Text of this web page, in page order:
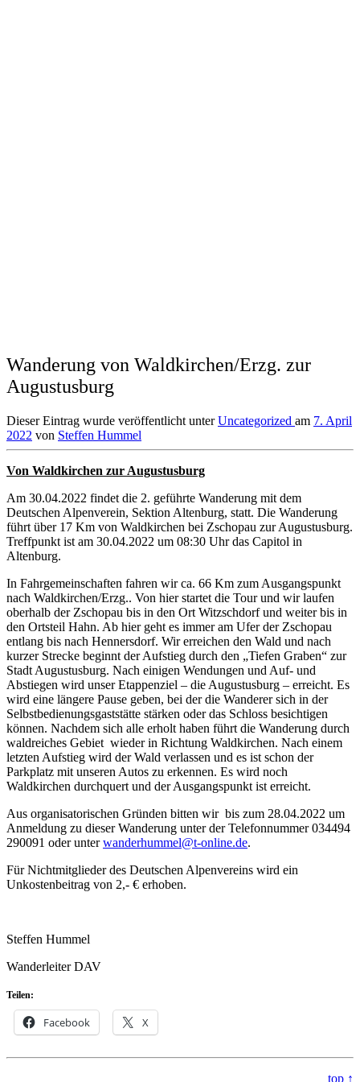
Wanderung von Waldkirchen/Erzg. zur
Augustusburg
Dieser Eintrag wurde veröffentlicht unterUncategorized am 7. April
2022 von Steffen Hummel
Von Waldkirchen zur Augustusburg
Am 30.04.2022 findet die 2. geführte Wanderung mit dem
Deutschen Alpenverein, Sektion Altenburg, statt. Die Wanderung
führt über 17 Km von Waldkirchen bei Zschopau zur Augustusburg.
Treffpunkt ist am 30.04.2022 um 08:30 Uhr das Capitol in
Altenburg.
In Fahrgemeinschaften fahren wir ca. 66 Km zum Ausgangspunkt
nach Waldkirchen/Erzg.. Von hier startet die Tour und wir laufen
oberhalb der Zschopau bis in den Ort Witzschdorf und weiter bis in
den Ortsteil Hahn. Ab hier geht es immer am Ufer der Zschopau
entlang bis nach Hennersdorf. Wir erreichen den Wald und nach
kurzer Strecke beginnt der Aufstieg durch den „Tiefen Graben“ zur
Stadt Augustusburg. Nach einigen Wendungen und Auf- und
Abstiegen wird unser Etappenziel – die Augustusburg – erreicht. Es
wird eine längere Pause geben, bei der die Wanderer sich in der
Selbstbedienungsgaststätte stärken oder das Schloss besichtigen
können. Nachdem sich alle erholt haben führt die Wanderung durch
waldreiches Gebiet wieder in Richtung Waldkirchen. Nach einem
letzten Aufstieg wird der Wald verlassen und es ist schon der
Parkplatz mit unseren Autos zu erkennen. Es wird noch
Waldkirchen durchquert und der Ausgangspunkt ist erreicht.
Aus organisatorischen Gründen bitten wir bis zum 28.04.2022 um
Anmeldung zu dieser Wanderung unter der Telefonnummer 034494
290091 oder unterwanderhummel@t-online.de.
Für Nichtmitglieder des Deutschen Alpenvereins wird ein
Unkostenbeitrag von 2,- € erhoben.
Steffen Hummel
Wanderleiter DAV
Teilen:
Facebook X
top ↑